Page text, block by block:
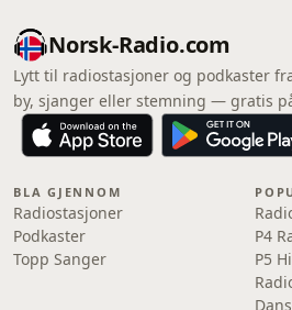
Norsk-Radio.com
Lytt til radiostasjoner og podkaster
by, sjanger eller stemning — gratis
BLA GJENNOM
Radiostasjoner
Podkaster
Topp Sanger
P4
P5